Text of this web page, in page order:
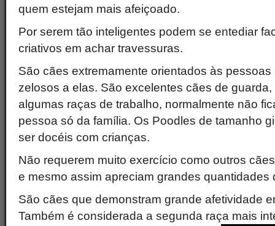
quem estejam mais afeiçoado.
Por serem tão inteligentes podem se entediar
criativos em achar travessuras.
São cães extremamente orientados às
zelosos a elas. São excelentes cães de
algumas raças de trabalho, normalmente não
pessoa só da família. Os Poodles de tamanho
ser docéis com crianças.
Não requerem muito exercício como outros
e mesmo assim apreciam grandes quantidades
São cães que demonstram grande afetividade
Também é considerada a segunda raça mais